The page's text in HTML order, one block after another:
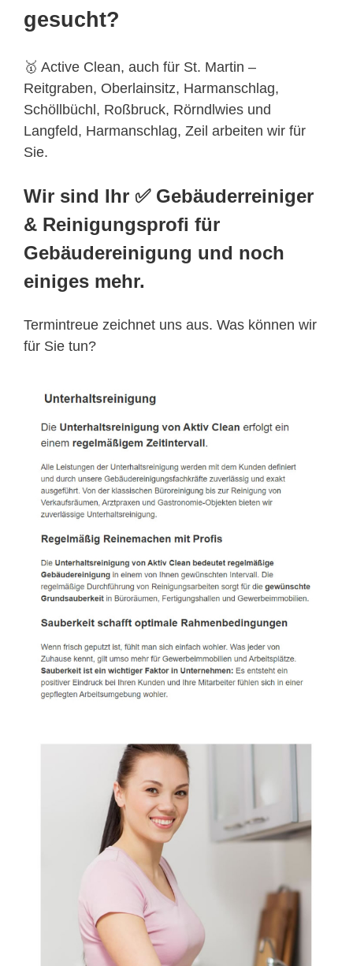
gesucht?
🥇 Active Clean, auch für St. Martin –
Reitgraben, Oberlainsitz, Harmanschlag,
Schöllbüchl, Roßbruck, Rörndlwies und
Langfeld, Harmanschlag, Zeil arbeiten wir für
Sie.
Wir sind Ihr ✅ Gebäuderreiniger
& Reinigungsprofi für
Gebäudereinigung und noch
einiges mehr.
Termintreue zeichnet uns aus. Was können wir
für Sie tun?